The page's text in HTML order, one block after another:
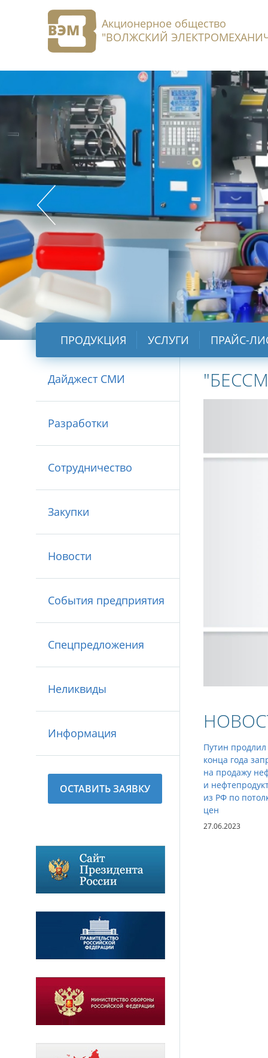
Акционерное общество
"ВОЛЖСКИЙ
ПРОДУКЦИЯ УСЛУГИ ПРАЙС-
Дайджест СМИ
Разработки
Сотрудничество
Закупки
Новости
События предприятия
Спецпредложения
Неликвиды
Информация
ОСТАВИТЬ ЗАЯВКУ
Путин продлил
конца года
на продажу
и
из РФ по
цен
27.06.2023